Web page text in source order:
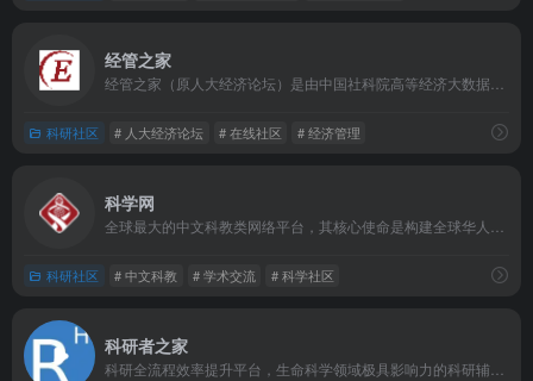
经管之家
科研社区 # 人大经济论坛 # 在线社区 # 经济管理
科学网
科研社区 # 中文科教 # 学术交流 # 科学社区
科研者之家